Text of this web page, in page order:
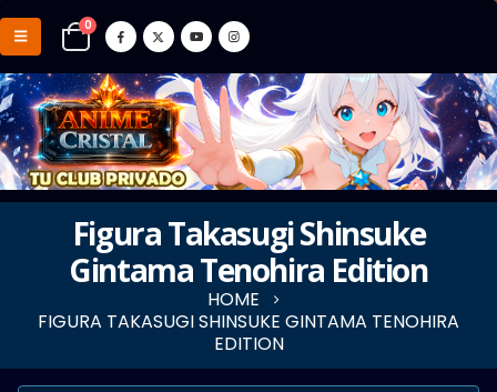
0
Figura Takasugi Shinsuke
Gintama Tenohira Edition
HOME
FIGURA TAKASUGI SHINSUKE GINTAMA TENOHIRA
EDITION